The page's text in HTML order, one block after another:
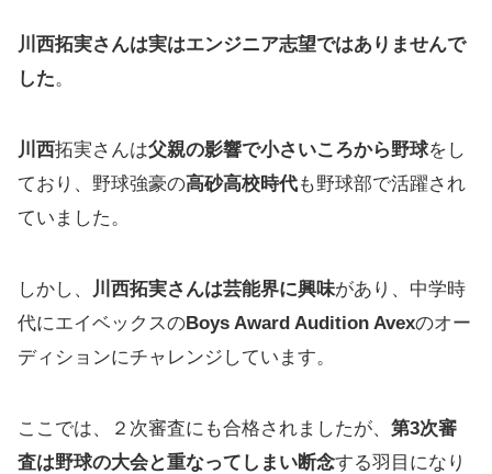
川西拓実さんは実はエンジニア志望ではありませんで
した。
川西拓実さんは父親の影響で小さいころから野球をし
ており、野球強豪の高砂高校時代も野球部で活躍され
ていました。
しかし、 川西拓実さんは芸能界に興味があり、中学時
代にエイベックスのBoys Award Audition Avexのオー
ディションにチャレンジしています。
ここでは、２次審査にも合格されましたが、 第3次審
査は野球の大会と重なってしまい断念する羽目になり